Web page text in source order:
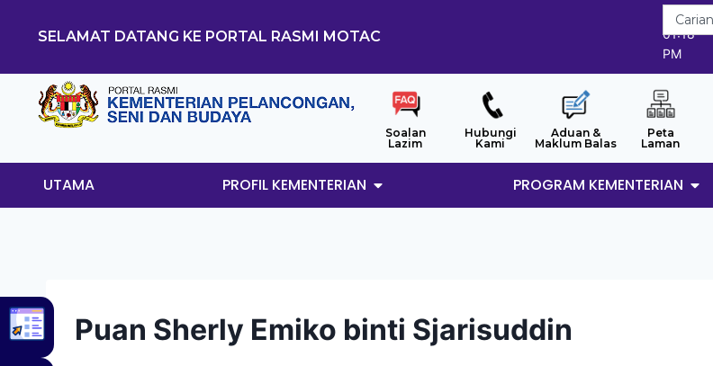
SELAMAT DATANG KE PORTAL RASMI MOTAC
7/8/2026
01:18
PM
Soalan
Lazim
Hubungi
Kami
Aduan &
Maklum Balas
Peta
Laman
UTAMA PROFIL KEMENTERIAN PROGRAM KEMENTERIAN
Puan Sherly Emiko binti Sjarisuddin